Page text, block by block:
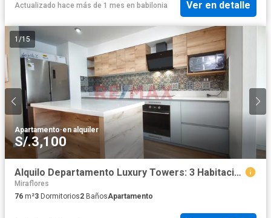
Actualizado hace más de 1 mes en babilonia Ver en detalle
1 /15
Apartamento·en alquiler
S/.3,100
Alquilo Departamento Luxury Towers: 3 Habitaciones + Cochera
Miraflores
76 m²3 Dormitorios2 BañosApartamento